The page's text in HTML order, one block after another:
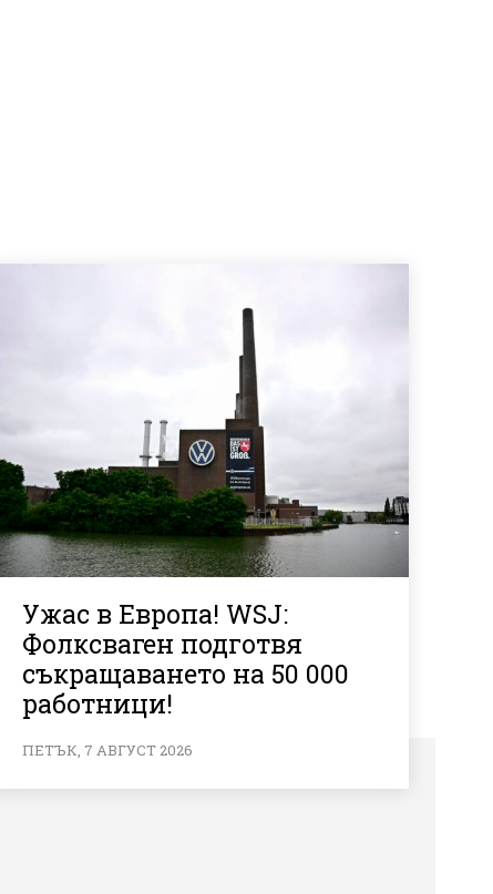
Ужас в Европа! WSJ:
Фолксваген подготвя
съкращаването на 50 000
работници!
ПЕТЪК, 7 АВГУСТ 2026